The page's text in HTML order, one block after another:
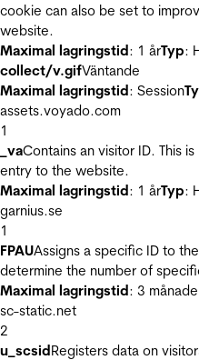
cookie can also be set to
website.
Maximal lagringstid: 1 årTyp:
collect/v.gifVäntande
Maximal lagringstid: Session
assets.voyado.com
1
_vaContains an visitor ID. This
entry to the website.
Maximal lagringstid: 1 årTyp:
garnius.se
1
FPAUAssigns a specific ID to
determine the number of
Maximal lagringstid: 3
sc-static.net
2
u_scsidRegisters data on